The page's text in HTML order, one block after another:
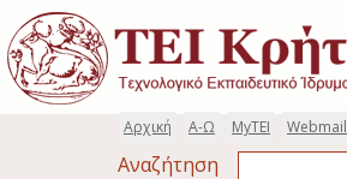
Παράκαμψη προς το κυρίως περιεχόμενο
Webmail
MyTEI
Α-Ω
Αρχική
Αναζήτηση